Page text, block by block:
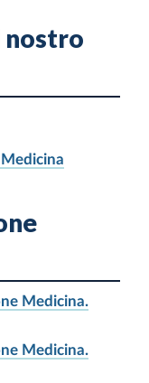
nostro
Medicina
Medicina.
Medicina.